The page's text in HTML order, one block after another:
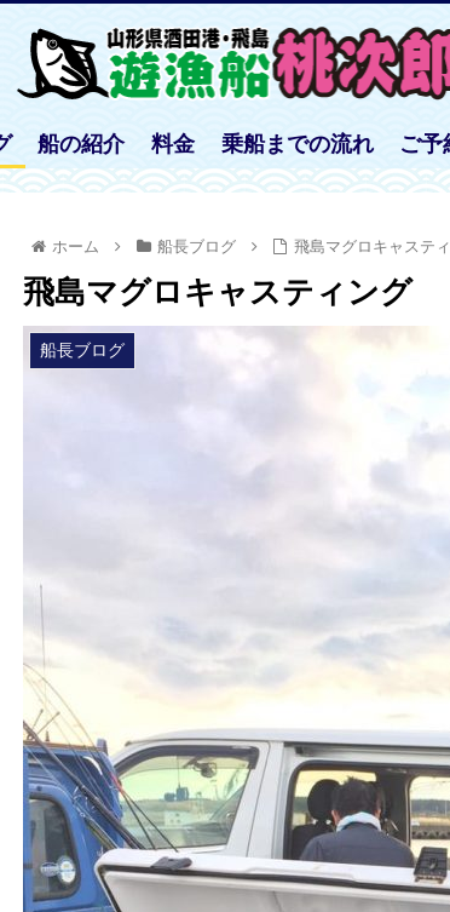
船の紹介 料金 乗船までの流れ ご予
ホーム 船長ブログ 飛島マグロキャステ
飛島マグロキャスティング
船長ブログ